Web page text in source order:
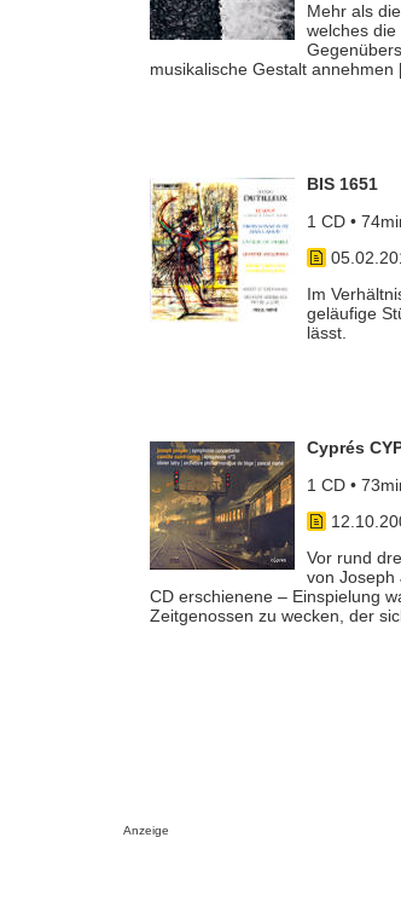
Mehr als
welches
musikalische Gestalt annehmen
BIS 1651
1 CD •
Im
geläufige
lässt.
Cyprés
1 CD •
Vor rund
von Joseph
CD erschienene – Einspielung
Zeitgenossen zu wecken, der
Anzeige